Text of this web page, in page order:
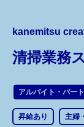
kanemitsu
清掃業務
アルバイト・パート
昇給あり 主婦